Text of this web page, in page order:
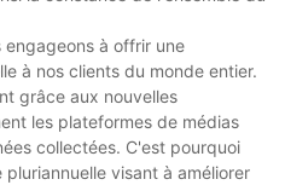
engageons à offrir une
à nos clients du monde entier.
grâce aux nouvelles
les plateformes de médias
collectées. C'est pourquoi
visant à améliorer